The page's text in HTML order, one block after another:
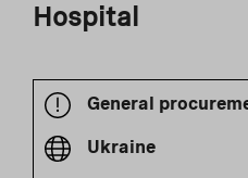
Hospital
General
Ukraine